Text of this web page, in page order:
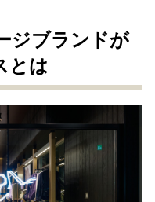
ジブランドが
とは